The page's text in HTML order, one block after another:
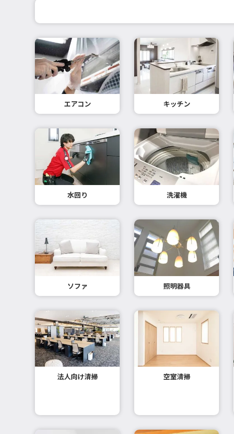
エアコン キッチン
水回り 洗濯機
ソファ 照明器具
法人向け清掃 空室清掃